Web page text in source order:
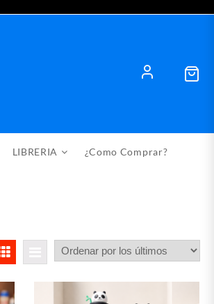
LIBRERIA ¿Como Comprar?